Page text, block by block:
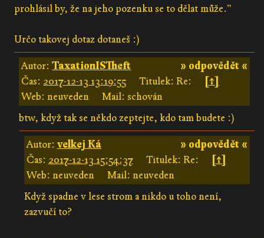
prohlásil by, že na jeho pozenku se to dělat může."
Určo takovej dotaz dotaneš :)
» odpovědět «
Autor:TaxationISTheft
Čas: 2017-12-13 13:19:55 Titulek: Re:
[↑]
Web: neuveden
Mail: schován
btw, když tak se někdo zeptejte, kdo tam budete :)
» odpovědět «
Autor: velkej Ká
Čas: 2017-12-13 15:54:37 Titulek: Re:
[↑]
Web: neuveden
Mail: neuveden
Když spadne v lese strom a nikdo u toho není,
zazvučí to?